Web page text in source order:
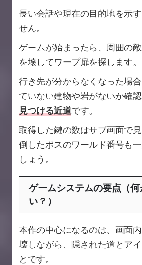
長い会話や現在の目的地を示
せん。
ゲームが始まったら、周囲の
を壊してワープ扉を探します。
行き先が分からなくなった場
ていない建物や岩がないか確
見つける近道です。
取得した鍵の数はサブ画面で見
倒したボスのワールド番号も
しょう。
ゲームシステムの要点（何
い？）
本作の中心になるのは、画面
壊しながら、隠された道とア
とです。